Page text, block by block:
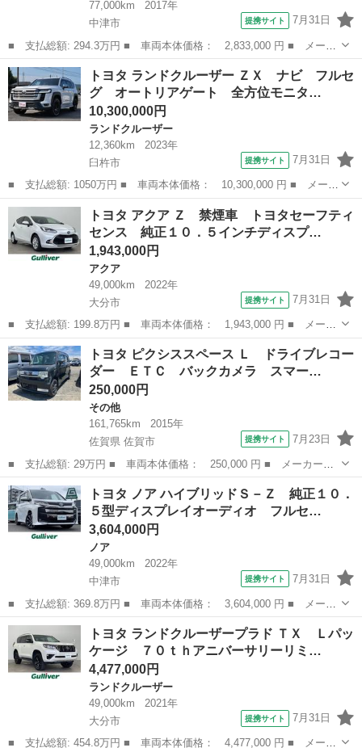
77,000km
2017年
中津市
提携サイト 7月31日
■ 支払総額: 294.3万円 ■ 車両本体価格： 2,833,000 円 ■ メーカ
ー名： トヨタ ■ 車種名： ヴェルファイア ■ グレード名：
２．５Ｚ Ｇエディション 純正ナビ サンルーフ フリップダウン
モニター ...
大分 中津市 ヴェルファイア
トヨタ ランドクルーザー ＺＸ ナビ フルセ
グ オートリアゲート 全方位モニタ…
10,300,000円
ランドクルーザー
12,360km
2023年
臼杵市
提携サイト 7月31日
■ 支払総額: 1050万円 ■ 車両本体価格： 10,300,000 円 ■ メーカ
ー名： トヨタ ■ 車種名： ランドクルーザー ■ グレード名：
ＺＸ ナビ フルセグ オートリアゲート 全方位モニター 社外２
０インチ...
大分 臼杵市 ランドクルーザー
トヨタ アクア Ｚ 禁煙車 トヨタセーフティ
センス 純正１０．５インチディスプ…
1,943,000円
アクア
49,000km
2022年
大分市
提携サイト 7月31日
■ 支払総額: 199.8万円 ■ 車両本体価格： 1,943,000 円 ■ メーカ
ー名： トヨタ ■ 車種名： アクア ■ グレード名： Ｚ 禁煙
車 トヨタセーフティセンス 純正１０．５インチディスプレイオー
ディオ（Ｂ...
大分 大分市 アクア
トヨタ ピクシススペース Ｌ ドライブレコー
ダー ＥＴＣ バックカメラ スマー…
250,000円
その他
161,765km
2015年
佐賀県 佐賀市
提携サイト 7月23日
■ 支払総額: 29万円 ■ 車両本体価格： 250,000 円 ■ メーカー
名： トヨタ ■ 車種名： ピクシススペース ■ グレード名：
Ｌ ドライブレコーダー ＥＴＣ バックカメラ スマートキー ア
イドリングストップ...
佐賀 佐賀市 その他
トヨタ ノア ハイブリッドＳ－Ｚ 純正１０．
５型ディスプレイオーディオ フルセ…
3,604,000円
ノア
49,000km
2022年
中津市
提携サイト 7月31日
■ 支払総額: 369.8万円 ■ 車両本体価格： 3,604,000 円 ■ メーカ
ー名： トヨタ ■ 車種名： ノア ■ グレード名： ハイブリッド
Ｓ－Ｚ 純正１０．５型ディスプレイオーディオ フルセグ ＤＶＤ
ドライブ...
大分 中津市 ノア
トヨタ ランドクルーザープラド ＴＸ Ｌパッ
ケージ ７０ｔｈアニバーサリーリミ…
4,477,000円
ランドクルーザー
49,000km
2021年
大分市
提携サイト 7月31日
■ 支払総額: 454.8万円 ■ 車両本体価格： 4,477,000 円 ■ メーカ